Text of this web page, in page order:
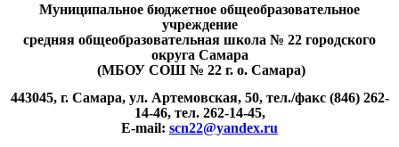
Муниципальное бюджетное общеобразовательное
учреждение
средняя общеобразовательная школа № 22 городского
округа Самара
(МБОУ СОШ № 22 г. о. Самара)
443045, г. Самара, ул. Артемовская, 50, тел./факс (846) 262-
14-46, тел. 262-14-45,
Е-mail: scn22@yandex.ru